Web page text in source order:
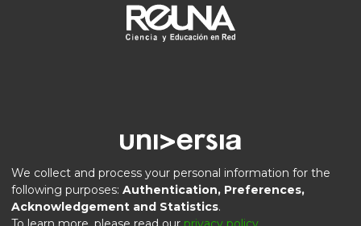
DSpace software copyright © 2002-2026
We collect and process your personal information for the
following purposes: Authentication, Preferences,
Acknowledgement and Statistics.